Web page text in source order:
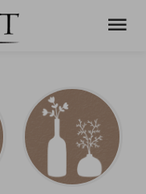
עגלת
שלך
ניקוי
הסל